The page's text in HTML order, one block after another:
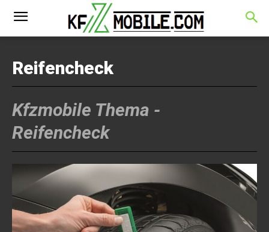
Reifencheck
Kfzmobile Thema -
Reifencheck